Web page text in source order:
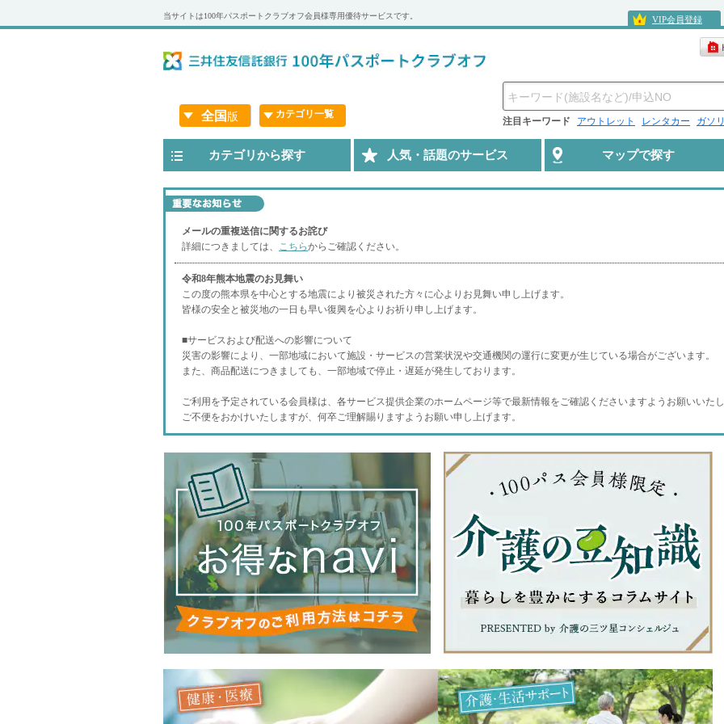
当サイトは100年パスポートクラブオフ会員様専用優待サービスです。 VIP会員登録
全国 版 カテゴリ一覧
注目キーワード アウトレット レンタカー ガソ
カテゴリから探す 人気・話題のサービス マップで探す
メールの重複送信に関するお詫び
詳細につきましては、 こちらからご確認ください。
令和8年熊本地震のお見舞い
この度の熊本県を中心とする地震により被災された方々に心よりお見舞い申し上げます。
皆様の安全と被災地の一日も早い復興を心よりお祈り申し上げます。
■サービスおよび配送への影響について
災害の影響により、一部地域において施設・サービスの営業状況や交通機関の運行に変更が生じている場合がございます。
また、商品配送につきましても、一部地域で停止・遅延が発生しております。
ご利用を予定されている会員様は、各サービス提供企業のホームページ等で最新情報をご確認くださいますようお願いいた
ご不便をおかけいたしますが、何卒ご理解賜りますようお願い申し上げます。